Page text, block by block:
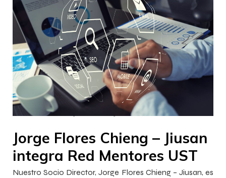
InnovaJob Chile – – 12:18
Jorge Flores Chieng – Jiusan
integra Red Mentores UST
Nuestro Socio Director, Jorge Flores Chieng – Jiusan, es